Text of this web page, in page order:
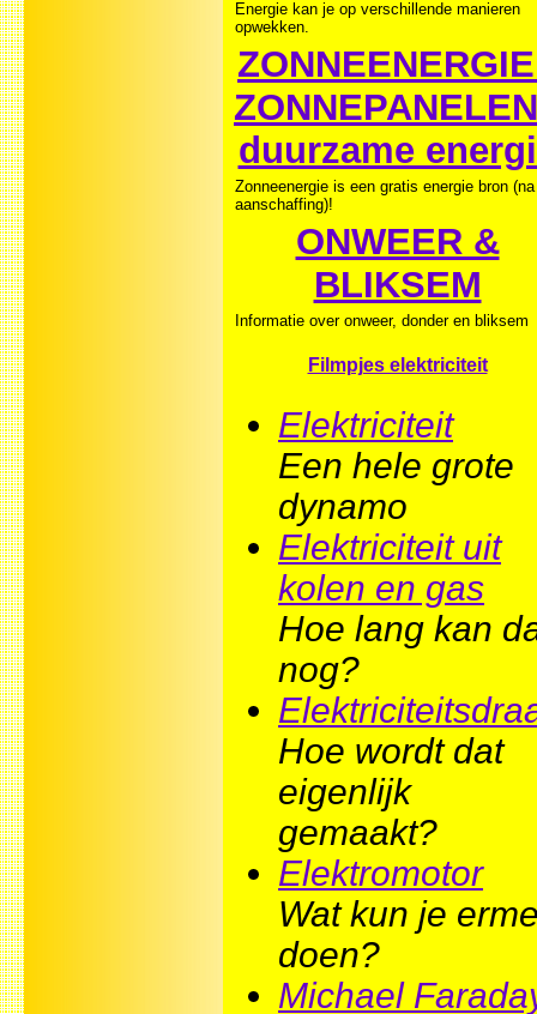
Energie kan je op verschillende manieren
opwekken.
duurzame
Zonneenergie is een gratis energie bron (na
aanschaffing)!
ONWEER &
BLIKSEM
Informatie over onweer, donder en bliksem
Filmpjes elektriciteit
Elektriciteit
Een hele grote
dynamo
Elektriciteit uit
kolen en gas
Hoe lang kan
nog?
Hoe wordt dat
eigenlijk
gemaakt?
Elektromotor
Wat kun je
doen?
Michael